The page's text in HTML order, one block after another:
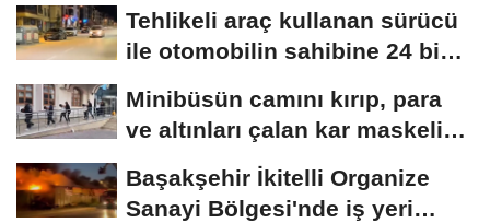
Tehlikeli araç kullanan sürücü
ile otomobilin sahibine 24 bin
Minibüsün camını kırıp, para
ve altınları çalan kar maskeli
Başakşehir İkitelli Organize
Sanayi Bölgesi'nde iş yeri